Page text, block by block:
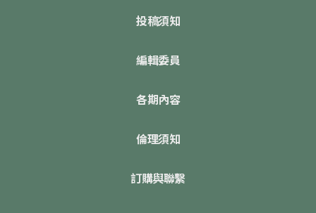
投稿須知
編輯委員
各期內容
倫理須知
訂購與聯繫